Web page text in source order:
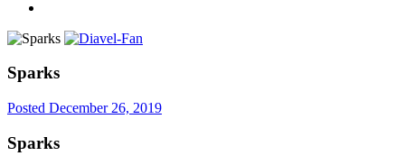
Sparks
Posted December 26, 2019
Sparks